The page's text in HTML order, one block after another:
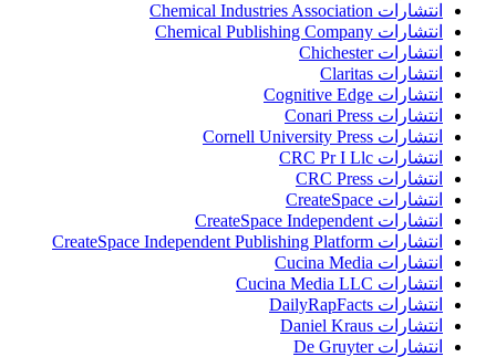
انتشارات Chemical Industries Association
انتشارات Chemical Publishing Company
انتشارات Chichester
انتشارات Claritas
انتشارات Cognitive Edge
انتشارات Conari Press
انتشارات Cornell University Press
انتشارات CRC Pr I Llc
انتشارات CRC Press
انتشارات CreateSpace
انتشارات CreateSpace Independent
انتشارات CreateSpace Independent Publishing Platform
انتشارات Cucina Media
انتشارات Cucina Media LLC
انتشارات DailyRapFacts
انتشارات Daniel Kraus
انتشارات De Gruyter